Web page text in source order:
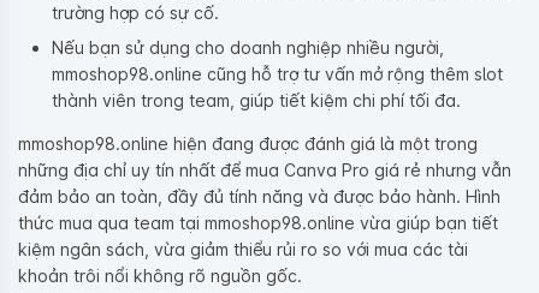
trường hợp có sự cố.
Nếu bạn sử dụng cho doanh nghiệp nhiều người,
mmoshop98.online cũng hỗ trợ tư vấn mở rộng thêm slot
thành viên trong team, giúp tiết kiệm chi phí tối đa.
mmoshop98.online hiện đang được đánh giá là một trong
những địa chỉ uy tín nhất để mua Canva Pro giá rẻ nhưng vẫn
đảm bảo an toàn, đầy đủ tính năng và được bảo hành. Hình
thức mua qua team tại mmoshop98.online vừa giúp bạn tiết
kiệm ngân sách, vừa giảm thiểu rủi ro so với mua các tài
khoản trôi nổi không rõ nguồn gốc.